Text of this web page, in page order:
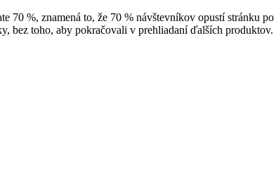
70 %, znamená to, že 70 % návštevníkov opustí stránku po
bez toho, aby pokračovali v prehliadaní ďalších produktov.